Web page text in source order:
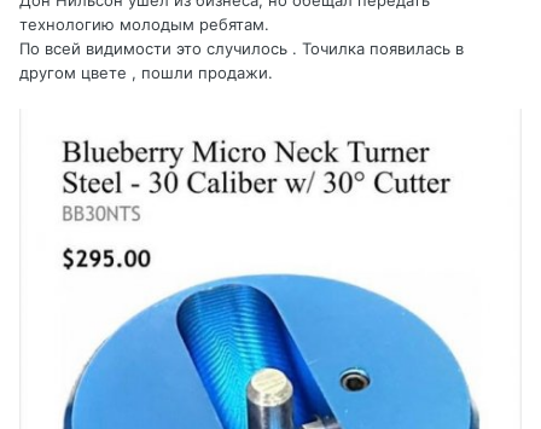
технологию молодым ребятам.
По всей видимости это случилось . Точилка появилась в
другом цвете , пошли продажи.